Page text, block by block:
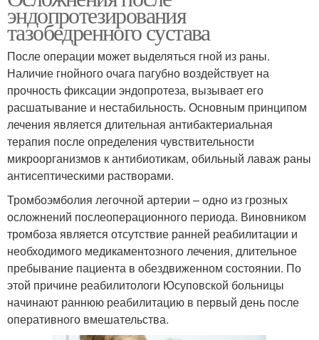
эндопротезирования
тазобедренного сустава
После операции может выделяться гной из раны.
Наличие гнойного очага пагубно воздействует на
прочность фиксации эндопротеза, вызывает его
расшатывание и нестабильность. Основным принципом
лечения является длительная антибактериальная
терапия после определения чувствительности
микроорганизмов к антибиотикам, обильный лаваж раны
антисептическими растворами.
Тромбоэмболия легочной артерии – одно из грозных
осложнений послеоперационного периода. Виновником
тромбоза является отсутствие ранней реабилитации и
необходимого медикаментозного лечения, длительное
пребывание пациента в обездвиженном состоянии. По
этой причине реабилитологи Юсуповской больницы
начинают раннюю реабилитацию в первый день после
оперативного вмешательства.